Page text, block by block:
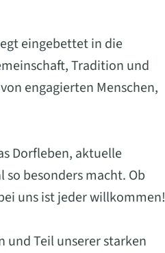
eingebettet in die
Tradition und
engagierten Menschen,
Dorfleben, aktuelle
besonders macht. Ob
uns ist jeder willkommen!
und Teil unserer starken